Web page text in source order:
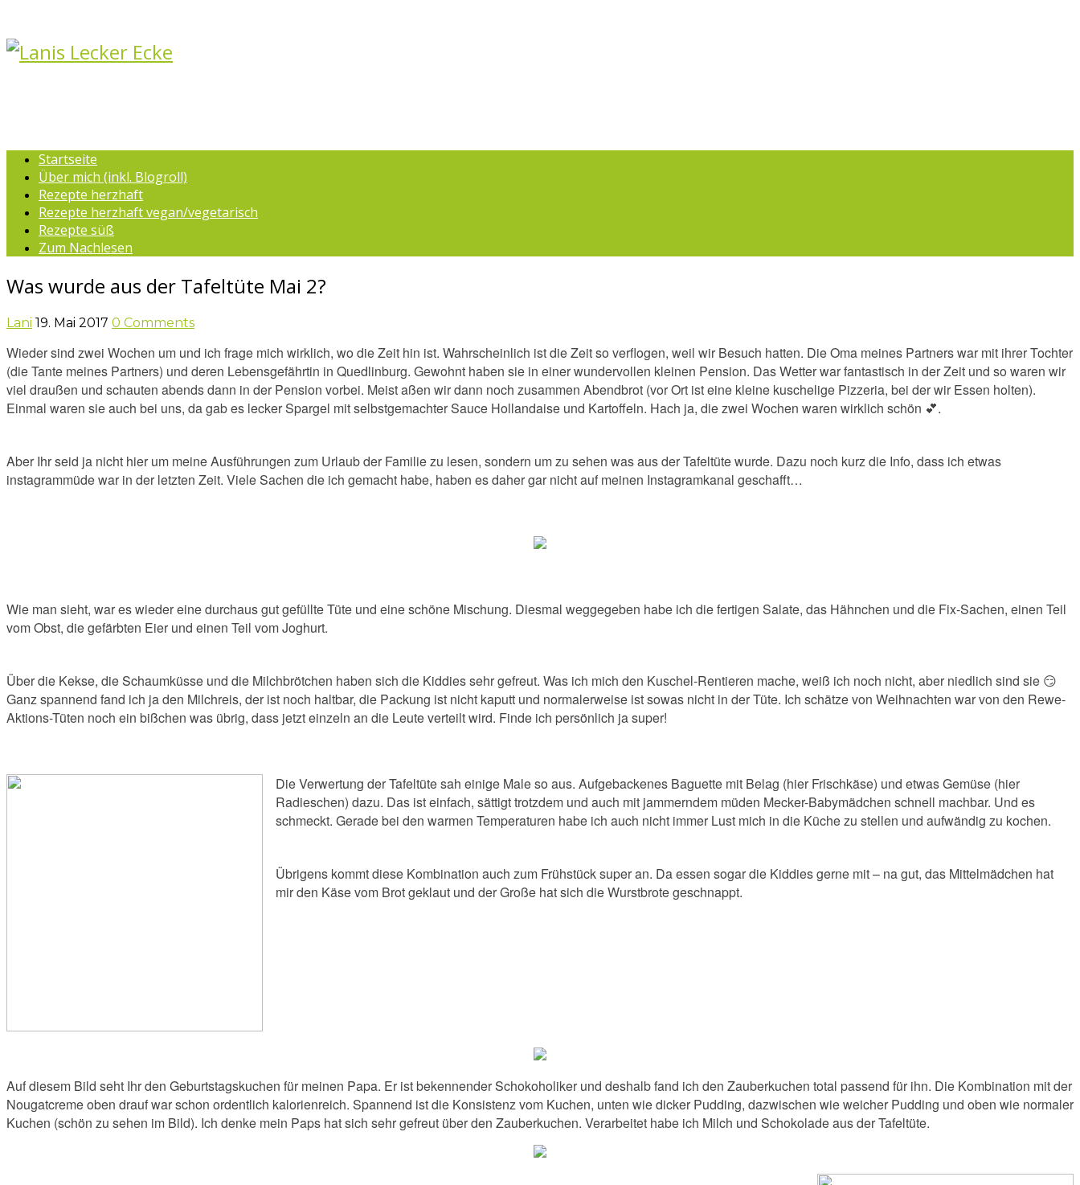
Startseite
Über mich (inkl. Blogroll)
Rezepte herzhaft
Rezepte herzhaft vegan/vegetarisch
Rezepte süß
Zum Nachlesen
Was wurde aus der Tafeltüte Mai 2?
Lani 19. Mai 2017 0 Comments
Wieder sind zwei Wochen um und ich frage mich wirklich, wo die Zeit hin ist. Wahrscheinlich ist die Zeit so verflogen, weil wir Besuch hatten. Die Oma meines Partners war mit ihrer Tochter
(die Tante meines Partners) und deren Lebensgefährtin in Quedlinburg. Gewohnt haben sie in einer wundervollen kleinen Pension. Das Wetter war fantastisch in der Zeit und so waren wir
viel draußen und schauten abends dann in der Pension vorbei. Meist aßen wir dann noch zusammen Abendbrot (vor Ort ist eine kleine kuschelige Pizzeria, bei der wir Essen holten).
Einmal waren sie auch bei uns, da gab es lecker Spargel mit selbstgemachter Sauce Hollandaise und Kartoffeln. Hach ja, die zwei Wochen waren wirklich schön 💕.
Aber Ihr seid ja nicht hier um meine Ausführungen zum Urlaub der Familie zu lesen, sondern um zu sehen was aus der Tafeltüte wurde. Dazu noch kurz die Info, dass ich etwas
instagrammüde war in der letzten Zeit. Viele Sachen die ich gemacht habe, haben es daher gar nicht auf meinen Instagramkanal geschafft…
Wie man sieht, war es wieder eine durchaus gut gefüllte Tüte und eine schöne Mischung. Diesmal weggegeben habe ich die fertigen Salate, das Hähnchen und die Fix-Sachen, einen Teil
vom Obst, die gefärbten Eier und einen Teil vom Joghurt.
Über die Kekse, die Schaumküsse und die Milchbrötchen haben sich die Kiddies sehr gefreut. Was ich mich den Kuschel-Rentieren mache, weiß ich noch nicht, aber niedlich sind sie 😏
Ganz spannend fand ich ja den Milchreis, der ist noch haltbar, die Packung ist nicht kaputt und normalerweise ist sowas nicht in der Tüte. Ich schätze von Weihnachten war von den Rewe-
Aktions-Tüten noch ein bißchen was übrig, dass jetzt einzeln an die Leute verteilt wird. Finde ich persönlich ja super!
Die Verwertung der Tafeltüte sah einige Male so aus. Aufgebackenes Baguette mit Belag (hier Frischkäse) und etwas Gemüse (hier
Radieschen) dazu. Das ist einfach, sättigt trotzdem und auch mit jammerndem müden Mecker-Babymädchen schnell machbar. Und es
schmeckt. Gerade bei den warmen Temperaturen habe ich auch nicht immer Lust mich in die Küche zu stellen und aufwändig zu kochen.
Übrigens kommt diese Kombination auch zum Frühstück super an. Da essen sogar die Kiddies gerne mit – na gut, das Mittelmädchen hat
mir den Käse vom Brot geklaut und der Große hat sich die Wurstbrote geschnappt.
Auf diesem Bild seht Ihr den Geburtstagskuchen für meinen Papa. Er ist bekennender Schokoholiker und deshalb fand ich den Zauberkuchen total passend für ihn. Die Kombination mit der
Nougatcreme oben drauf war schon ordentlich kalorienreich. Spannend ist die Konsistenz vom Kuchen, unten wie dicker Pudding, dazwischen wie weicher Pudding und oben wie normaler
Kuchen (schön zu sehen im Bild). Ich denke mein Paps hat sich sehr gefreut über den Zauberkuchen. Verarbeitet habe ich Milch und Schokolade aus der Tafeltüte.